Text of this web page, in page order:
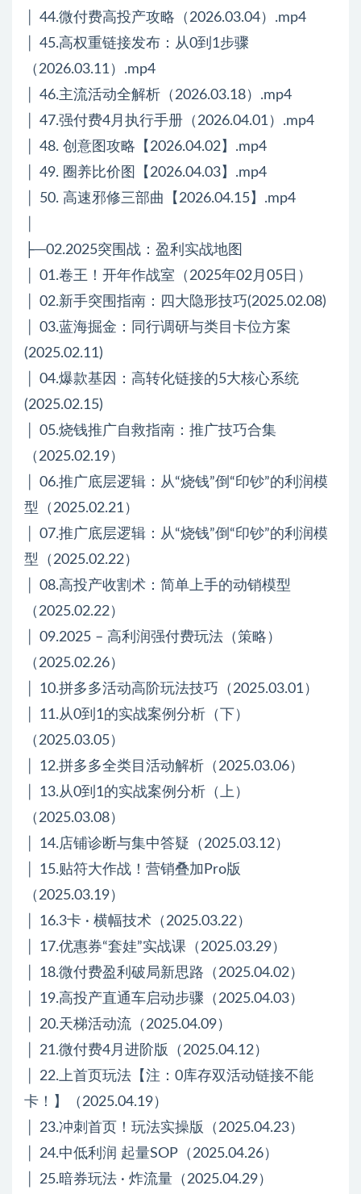
│ 44.微付费高投产攻略（2026.03.04）.mp4
│ 45.高权重链接发布：从0到1步骤
（2026.03.11）.mp4
│ 46.主流活动全解析（2026.03.18）.mp4
│ 47.强付费4月执行手册（2026.04.01）.mp4
│ 48. 创意图攻略【2026.04.02】.mp4
│ 49. 圈养比价图【2026.04.03】.mp4
│ 50. 高速邪修三部曲【2026.04.15】.mp4
├─02.2025突围战：盈利实战地图
│ 01.卷王！开年作战室（2025年02月05日）
│ 02.新手突围指南：四大隐形技巧(2025.02.08)
│ 03.蓝海掘金：同行调研与类目卡位方案
(2025.02.11)
│ 04.爆款基因：高转化链接的5大核心系统
(2025.02.15)
│ 05.烧钱推广自救指南：推广技巧合集
（2025.02.19）
│ 06.推广底层逻辑：从“烧钱”倒“印钞”的利润模
型（2025.02.21）
│ 07.推广底层逻辑：从“烧钱”倒“印钞”的利润模
型（2025.02.22）
│ 08.高投产收割术：简单上手的动销模型
（2025.02.22）
│ 09.2025 – 高利润强付费玩法（策略）
（2025.02.26）
│ 10.拼多多活动高阶玩法技巧（2025.03.01）
│ 11.从0到1的实战案例分析（下）
（2025.03.05）
│ 12.拼多多全类目活动解析（2025.03.06）
│ 13.从0到1的实战案例分析（上）
（2025.03.08）
│ 14.店铺诊断与集中答疑（2025.03.12）
│ 15.贴符大作战！营销叠加Pro版
（2025.03.19）
│ 16.3卡 · 横幅技术（2025.03.22）
│ 17.优惠券“套娃”实战课（2025.03.29）
│ 18.微付费盈利破局新思路（2025.04.02）
│ 19.高投产直通车启动步骤（2025.04.03）
│ 20.天梯活动流（2025.04.09）
│ 21.微付费4月进阶版（2025.04.12）
│ 22.上首页玩法【注：0库存双活动链接不能
卡！】（2025.04.19）
│ 23.冲刺首页！玩法实操版（2025.04.23）
│ 24.中低利润 起量SOP（2025.04.26）
│ 25.暗券玩法 · 炸流量（2025.04.29）